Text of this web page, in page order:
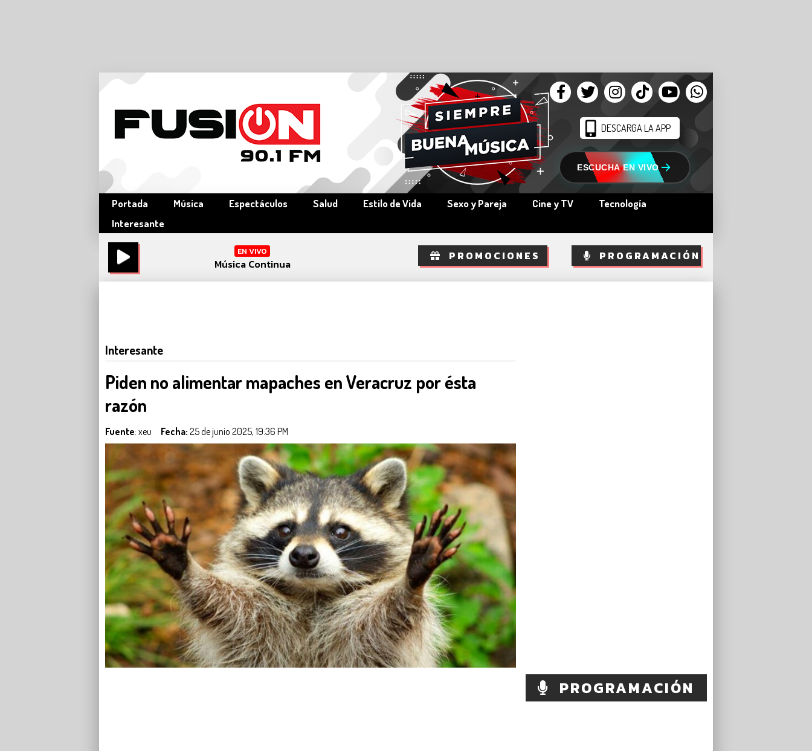
DESCARGA LA APP
ESCUCHA EN VIVO
Portada Música Espectáculos Salud Estilo de Vida Sexo y Pareja Cine y TV
Tecnología
Interesante
EN VIVO
Música Continua
PROMOCIONES PROGRAMACIÓN
PROGRAMACIÓN
Interesante
Piden no alimentar mapaches en Veracruz por ésta
razón
Fuente: xeu Fecha: 25 de junio 2025, 19:36 PM